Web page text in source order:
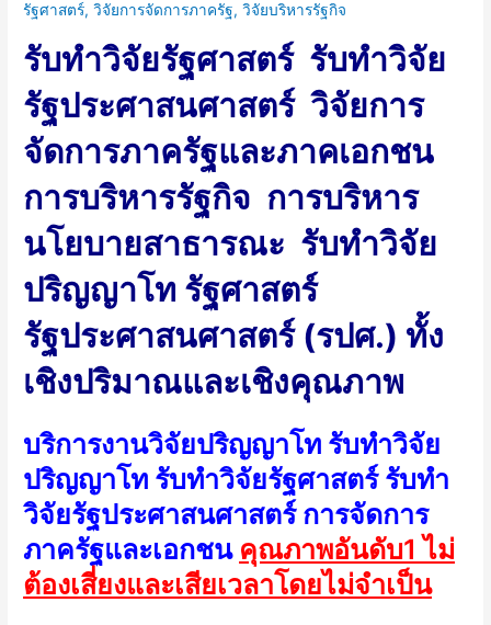
รัฐศาสตร์,วิจัยการจัดการภาครัฐ,วิจัยบริหารรัฐกิจ
รับทำวิจัยรัฐศาสตร์ รับทำวิจัย
รัฐประศาสนศาสตร์ วิจัยการ
จัดการภาครัฐและภาคเอกชน
การบริหารรัฐกิจ การบริหาร
นโยบายสาธารณะ รับทำวิจัย
ปริญญาโท รัฐศาสตร์
รัฐประศาสนศาสตร์ (รปศ.) ทั้ง
เชิงปริมาณและเชิงคุณภาพ
บริการงานวิจัยปริญญาโท รับทำวิจัย
ปริญญาโท รับทำวิจัยรัฐศาสตร์ รับทำ
วิจัยรัฐประศาสนศาสตร์ การจัดการ
ภาครัฐและเอกชน คุณภาพอันดับ1 ไม่
ต้องเสี่ยงและเสียเวลาโดยไม่จำเป็น